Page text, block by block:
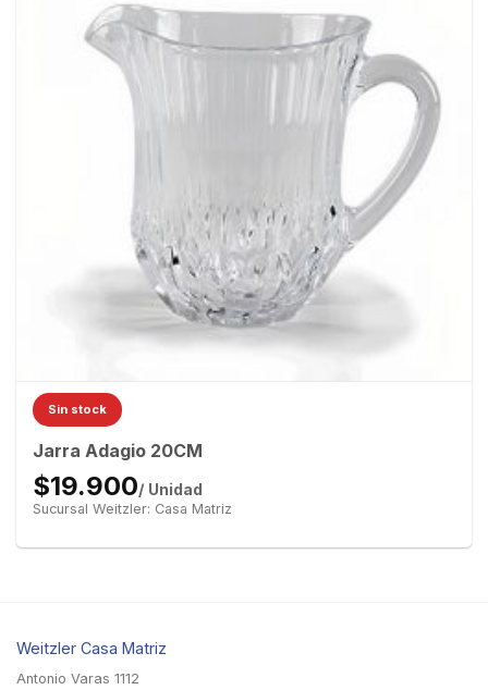
Sin stock
Jarra Adagio 20CM
$19.900/ Unidad
Sucursal Weitzler: Casa Matriz
Weitzler Casa Matriz
Antonio Varas 1112